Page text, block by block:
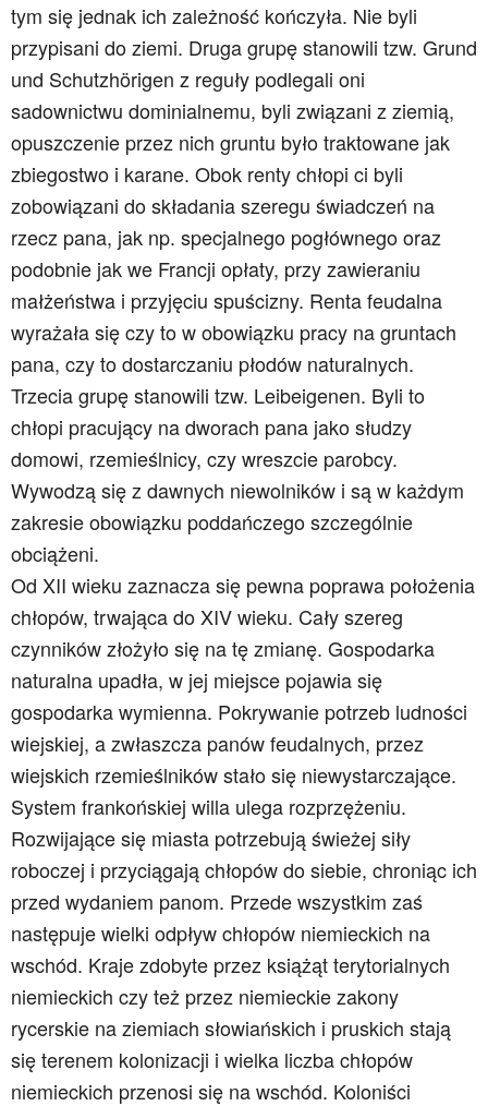
tym się jednak ich zależność kończyła. Nie byli
przypisani do ziemi. Druga grupę stanowili tzw. Grund
und Schutzhörigen z reguły podlegali oni
sadownictwu dominialnemu, byli związani z ziemią,
opuszczenie przez nich gruntu było traktowane jak
zbiegostwo i karane. Obok renty chłopi ci byli
zobowiązani do składania szeregu świadczeń na
rzecz pana, jak np. specjalnego pogłównego oraz
podobnie jak we Francji opłaty, przy zawieraniu
małżeństwa i przyjęciu spuścizny. Renta feudalna
wyrażała się czy to w obowiązku pracy na gruntach
pana, czy to dostarczaniu płodów naturalnych.
Trzecia grupę stanowili tzw. Leibeigenen. Byli to
chłopi pracujący na dworach pana jako słudzy
domowi, rzemieślnicy, czy wreszcie parobcy.
Wywodzą się z dawnych niewolników i są w każdym
zakresie obowiązku poddańczego szczególnie
obciążeni.
Od XII wieku zaznacza się pewna poprawa położenia
chłopów, trwająca do XIV wieku. Cały szereg
czynników złożyło się na tę zmianę. Gospodarka
naturalna upadła, w jej miejsce pojawia się
gospodarka wymienna. Pokrywanie potrzeb ludności
wiejskiej, a zwłaszcza panów feudalnych, przez
wiejskich rzemieślników stało się niewystarczające.
System frankońskiej willa ulega rozprzężeniu.
Rozwijające się miasta potrzebują świeżej siły
roboczej i przyciągają chłopów do siebie, chroniąc ich
przed wydaniem panom. Przede wszystkim zaś
następuje wielki odpływ chłopów niemieckich na
wschód. Kraje zdobyte przez książąt terytorialnych
niemieckich czy też przez niemieckie zakony
rycerskie na ziemiach słowiańskich i pruskich stają
się terenem kolonizacji i wielka liczba chłopów
niemieckich przenosi się na wschód. Koloniści